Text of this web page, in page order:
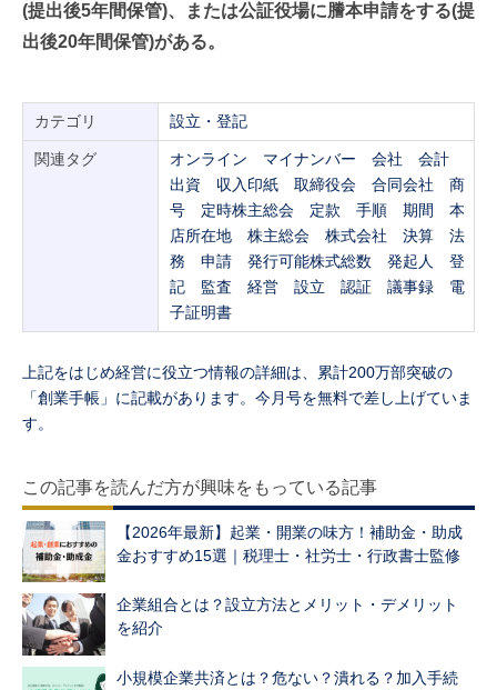
(提出後5年間保管)、または公証役場に謄本申請をする(提
出後20年間保管)がある。
カテゴリ 設立・登記
関連タグ オンライン マイナンバー 会社
会計
出資
収入印紙 取締役会 合同会社
商
号
定時株主総会 定款 手順 期間
本
店所在地
株主総会 株式会社 決算
法
務
申請 発行可能株式総数 発起人
登
記
監査 経営 設立 認証 議事録
電
子証明書
上記をはじめ経営に役立つ情報の詳細は、累計200万部突破の
「創業手帳」に記載があります。今月号を無料で差し上げていま
す。
この記事を読んだ方が興味をもっている記事
【2026年最新】起業・開業の味方！補助金・助成
金おすすめ15選｜税理士・社労士・行政書士監修
企業組合とは？設立方法とメリット・デメリット
を紹介
小規模企業共済とは？危ない？潰れる？加入手続